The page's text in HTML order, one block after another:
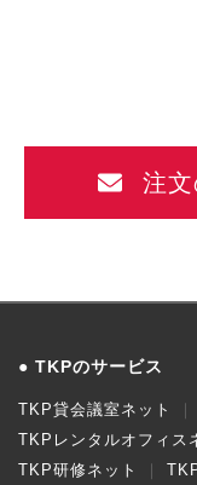
注
TKPのサービス
TKP貸会議室ネット
TKPレンタルオフィス
TKP研修ネット